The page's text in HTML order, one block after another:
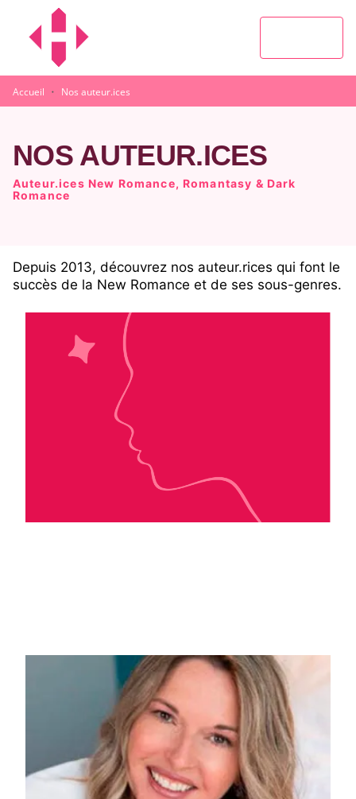
MENU
Accueil · Nos auteur.ices
NOS AUTEUR.ICES
Auteur.ices New Romance, Romantasy & Dark
Romance
Depuis 2013, découvrez nos auteur.rices qui font le
succès de la New Romance et de ses sous-genres.
T. M. Frazier